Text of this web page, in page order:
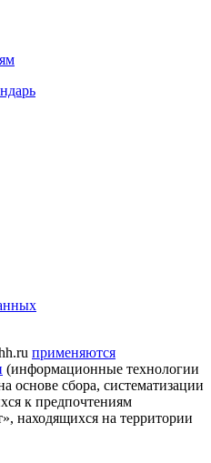
применяются
(информационные технологии
основе сбора, систематизации
к предпочтениям
находящихся на территории